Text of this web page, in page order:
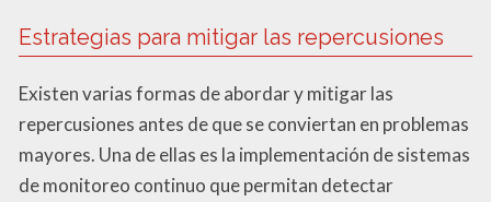
Estrategias para mitigar las repercusiones
Existen varias formas de abordar y mitigar las
repercusiones antes de que se conviertan en problemas
mayores. Una de ellas es la implementación de sistemas
de monitoreo continuo que permitan detectar